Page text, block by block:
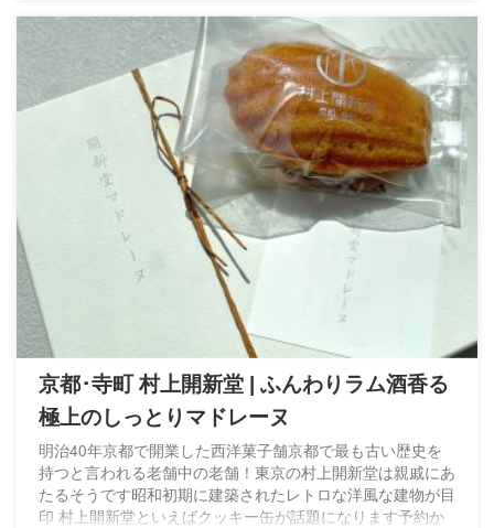
京都･寺町 村上開新堂 | ふんわりラム酒香る
極上のしっとりマドレーヌ
明治40年京都で開業した西洋菓子舗京都で最も古い歴史を
持つと言われる老舗中の老舗！東京の村上開新堂は親戚にあ
たるそうです昭和初期に建築されたレトロな洋風な建物が目
印 村上開新堂といえばクッキー缶が話題になります予約か